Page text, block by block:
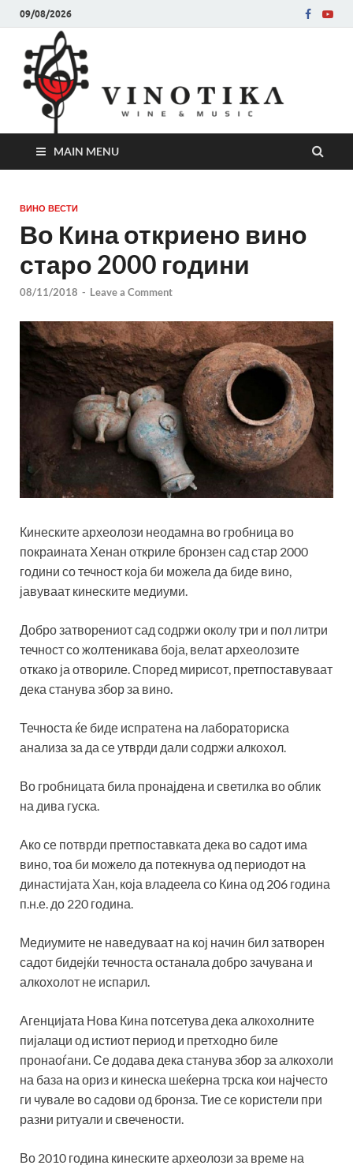
09/08/2026
MAIN MENU
ВИНО ВЕСТИ
Во Кина откриено вино
старо 2000 години
08/11/2018 - Leave a Comment
Кинеските археолози неодамна во гробница во
покраината Хенан откриле бронзен сад стар 2000
години со течност која би можела да биде вино,
јавуваат кинеските медиуми.
Добро затворениот сад содржи околу три и пол литри
течност со жолтеникава боја, велат археолозите
откако ја отвориле. Според мирисот, претпоставуваат
дека станува збор за вино.
Течноста ќе биде испратена на лабораториска
анализа за да се утврди дали содржи алкохол.
Во гробницата била пронајдена и светилка во облик
на дива гуска.
Ако се потврди претпоставката дека во садот има
вино, тоа би можело да потекнува од периодот на
династијата Хан, која владеела со Кина од 206 година
п.н.е. до 220 година.
Медиумите не наведуваат на кој начин бил затворен
садот бидејќи течноста останала добро зачувана и
алкохолот не испарил.
Агенцијата Нова Кина потсетува дека алкохолните
пијалаци од истиот период и претходно биле
пронаоѓани. Се додава дека станува збор за алкохоли
на база на ориз и кинеска шеќерна трска кои најчесто
ги чувале во садови од бронза. Тие се користели при
разни ритуали и свечености.
Во 2010 година кинеските археолози за време на